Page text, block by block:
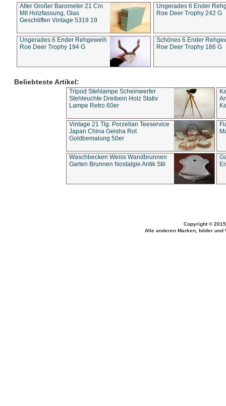
Alter Großer Barometer 21 Cm
Mit Holzfassung, Glas
Geschliffen Vintage 5319 19
Ungerades 6 Ender
Roe Deer Trophy 242 G
Ungerades 6 Ender Rehgeweih
Roe Deer Trophy 194 G
Schönes 6 Ender
Roe Deer Trophy 186 G
Beliebteste Artikel:
Tripod Stehlampe Scheinwerfer
Stehleuchte Dreibein Holz Stativ
Lampe Retro 60er
Vintage 21 Tlg. Porzellan Teeservice
Japan China Geisha Rot
Goldbemalung 50er
Waschbecken Weiss Wandbrunnen
Garten Brunnen Nostalgie Antik Stil
Copyright ©
Alle anderen Marken, bilder und